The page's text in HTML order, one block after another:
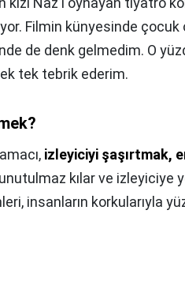
Filmin künyesinde çocuk
de denk gelmedim. O
tek tebrik ederim.
izleyiciyi şaşırtmak,
kılar ve izleyiciye
insanların korkularıyla